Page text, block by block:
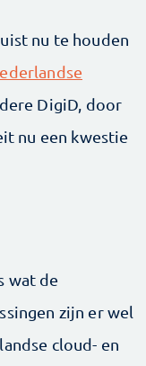
nu te houden
DigiD, door
nu een kwestie
wat de
zijn er wel
cloud- en